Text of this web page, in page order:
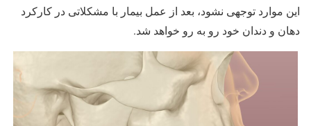
این موارد توجهی نشود، بعد از عمل بیمار با مشکلاتی در کارکرد
دهان و دندان خود رو به رو خواهد شد.